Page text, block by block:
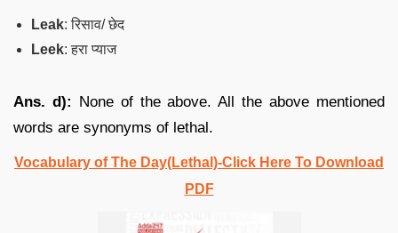
Leak: रिसाव/ छेद
Leek: हरा प्याज
Ans. d): None of the above. All the above mentioned
words are synonyms of lethal.
Vocabulary of The Day(Lethal)-Click Here To Download
PDF